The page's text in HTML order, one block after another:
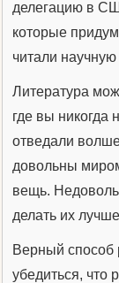
делегацию в
которые
читали
Литература
где вы никогда
отведали
довольны
вещь.
делать их
Верный способ
убедиться, что